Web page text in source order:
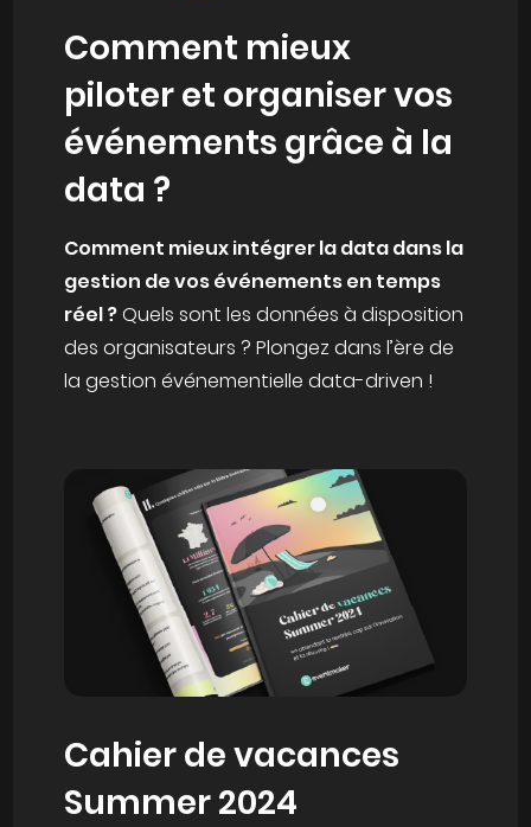
Comment mieux
piloter et organiser vos
événements grâce à la
data ?
Comment mieux intégrer la data dans la
gestion de vos événements en temps
réel ?Quels sont les données à disposition
des organisateurs ? Plongez dans l’ère de
la gestion événementielle data-driven !
Cahier de vacances
Summer 2024